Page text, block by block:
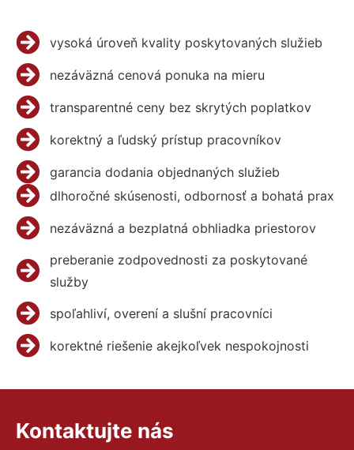
vysoká úroveň kvality poskytovaných služieb
nezáväzná cenová ponuka na mieru
transparentné ceny bez skrytých poplatkov
korektný a ľudský prístup pracovníkov
garancia dodania objednaných služieb
dlhoročné skúsenosti, odbornosť a bohatá prax
nezáväzná a bezplatná obhliadka priestorov
preberanie zodpovednosti za poskytované
služby
spoľahliví, overení a slušní pracovníci
korektné riešenie akejkoľvek nespokojnosti
Kontaktujte nás